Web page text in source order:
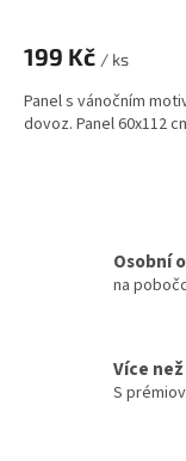
199 Kč / ks
Panel s vánočním
dovoz. Panel 60x112
Osobní
na
Více
S